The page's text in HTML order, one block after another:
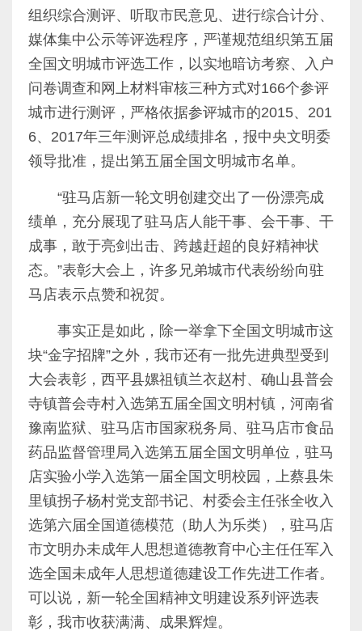
组织综合测评、听取市民意见、进行综合计分、
媒体集中公示等评选程序，严谨规范组织第五届
全国文明城市评选工作，以实地暗访考察、入户
问卷调查和网上材料审核三种方式对166个参评
城市进行测评，严格依据参评城市的2015、 201
6、 2017年三年测评总成绩排名，报中央文明委
领导批准，提出第五届全国文明城市名单。
“驻马店新一轮文明创建交出了一份漂亮成
绩单，充分展现了驻马店人能干事、会干事、干
成事，敢于亮剑出击、跨越赶超的良好精神状
态。”表彰大会上，许多兄弟城市代表纷纷向驻
马店表示点赞和祝贺。
事实正是如此，除一举拿下全国文明城市这
块“金字招牌”之外，我市还有一批先进典型受到
大会表彰，西平县嫘祖镇兰衣赵村、确山县普会
寺镇普会寺村入选第五届全国文明村镇，河南省
豫南监狱、驻马店市国家税务局、驻马店市食品
药品监督管理局入选第五届全国文明单位，驻马
店实验小学入选第一届全国文明校园，上蔡县朱
里镇拐子杨村党支部书记、村委会主任张全收入
选第六届全国道德模范（助人为乐类），驻马店
市文明办未成年人思想道德教育中心主任任军入
选全国未成年人思想道德建设工作先进工作者。
可以说，新一轮全国精神文明建设系列评选表
彰，我市收获满满、成果辉煌。